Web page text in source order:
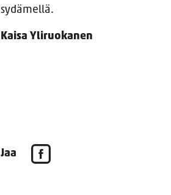
sydämellä.
Kaisa Yliruokanen
Jaa